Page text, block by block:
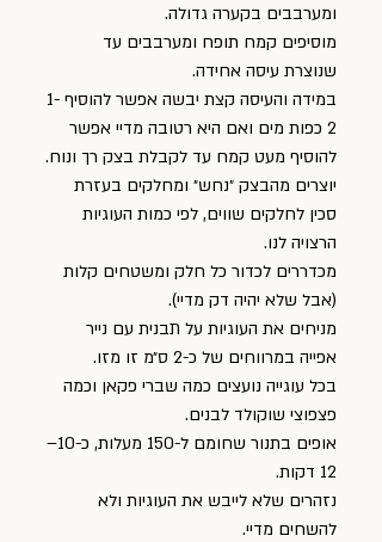
ומערבבים בקערה גדולה.
מוסיפים קמח תופח ומערבבים עד
שנוצרת עיסה אחידה.
במידה והעיסה קצת יבשה אפשר להוסיף 1-
2 כפות מים ואם היא רטובה מדיי אפשר
להוסיף מעט קמח עד לקבלת בצק רך ונוח.
יוצרים מהבצק ״נחש״ ומחלקים בעזרת
סכין לחלקים שווים, לפי כמות העוגיות
הרצויה לנו.
מכדררים לכדור כל חלק ומשטחים קלות
(אבל שלא יהיה דק מדיי).
מניחים את העוגיות על תבנית עם נייר
אפייה במרווחים של כ-2 ס״מ זו מזו.
בכל עוגייה נועצים כמה שברי פקאן וכמה
פצפוצי שוקולד לבנים.
אופים בתנור שחומם ל-150 מעלות, כ-10–
12 דקות.
נזהרים שלא לייבש את העוגיות ולא
להשחים מדיי.